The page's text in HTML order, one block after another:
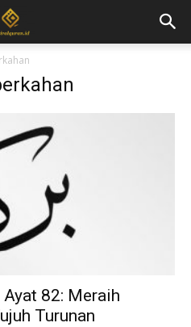
82: Meraih
Turunan